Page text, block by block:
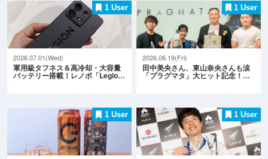
1 User
2026.07.01(Wed)
軍用級タフネス＆高冷却・大容量
バッテリー搭載！レノボ「Legio…
1 User
2026.06.19(Fri)
田中美央さん、東山奈央さんも涙
「プラグマタ」大ヒット記念！…
1 User 1 User